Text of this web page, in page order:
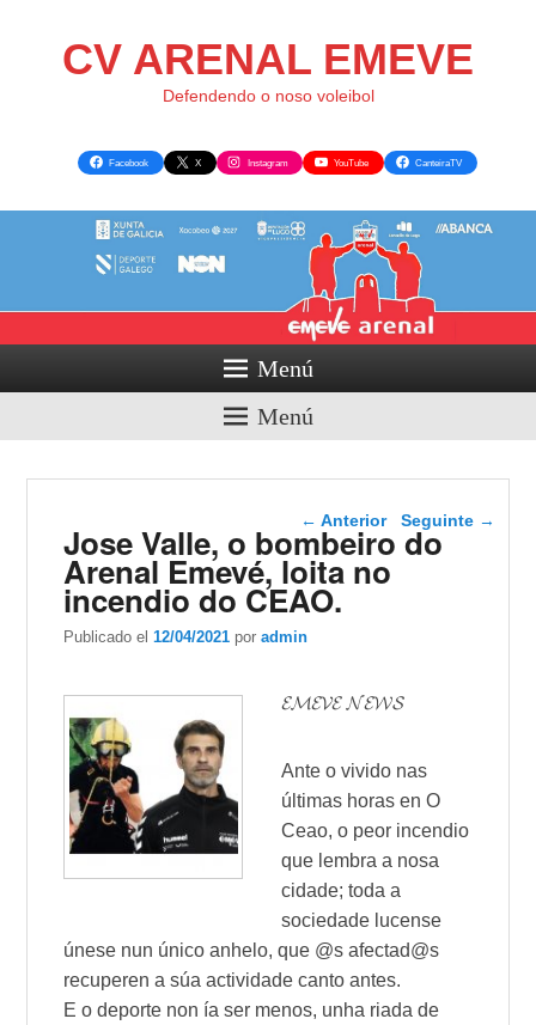
CV ARENAL EMEVE
Defendendo o noso voleibol
Facebook X Instagram YouTube CanteiraTV
Menú
Menú
Navegador de artigos
← Anterior Seguinte →
Jose Valle, o bombeiro do
Arenal Emevé, loita no
incendio do CEAO.
Publicado el12/04/2021 poradmin
𝓔𝓜𝓔𝓥𝓔 𝓝𝓔𝓦𝓢
Ante o vivido nas
últimas horas en O
Ceao, o peor incendio
que lembra a nosa
cidade; toda a
sociedade lucense
únese nun único anhelo, que @s afectad@s
recuperen a súa actividade canto antes.
E o deporte non ía ser menos, unha riada de